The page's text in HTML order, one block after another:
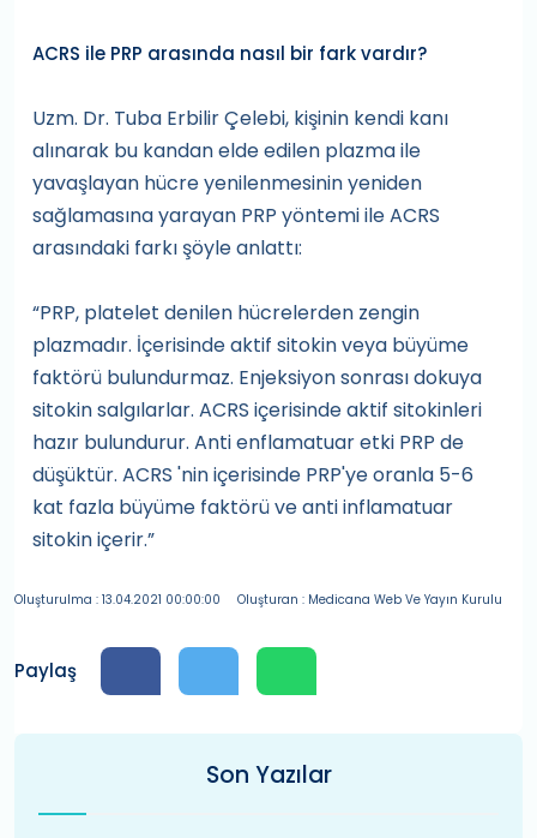
ACRS ile PRP arasında nasıl bir fark vardır?
Uzm. Dr. Tuba Erbilir Çelebi, kişinin kendi kanı
alınarak bu kandan elde edilen plazma ile
yavaşlayan hücre yenilenmesinin yeniden
sağlamasına yarayan PRP yöntemi ile ACRS
arasındaki farkı şöyle anlattı:
“PRP, platelet denilen hücrelerden zengin
plazmadır. İçerisinde aktif sitokin veya büyüme
faktörü bulundurmaz. Enjeksiyon sonrası dokuya
sitokin salgılarlar. ACRS içerisinde aktif sitokinleri
hazır bulundurur. Anti enflamatuar etki PRP de
düşüktür. ACRS 'nin içerisinde PRP'ye oranla 5-6
kat fazla büyüme faktörü ve anti inflamatuar
sitokin içerir.”
Oluşturulma : 13.04.2021 00:00:00 Oluşturan : Medicana Web Ve Yayın Kurulu
Paylaş
Son Yazılar